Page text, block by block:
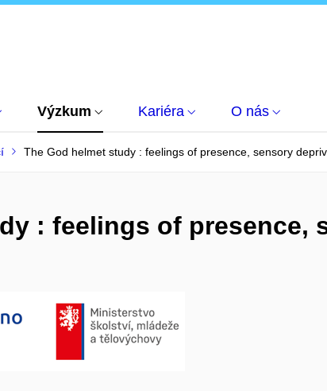
Výzkum Kariéra O nás
The God helmet study : feelings of presence, sensory
: feelings of presence,